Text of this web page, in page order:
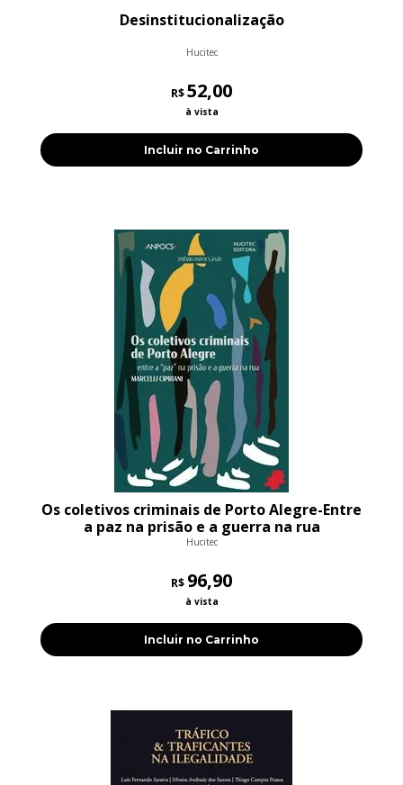
Desinstitucionalização
Hucitec
R$52,00
à vista
Incluir no Carrinho
Os coletivos criminais de Porto Alegre-Entre
a paz na prisão e a guerra na rua
Hucitec
R$ 96,90
à vista
Incluir no Carrinho